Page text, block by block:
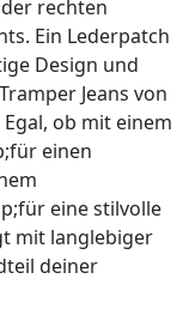
rechten
Ein Lederpatch
Design und
Jeans von
ob mit einem
einen
eine stilvolle
mit langlebiger
deiner